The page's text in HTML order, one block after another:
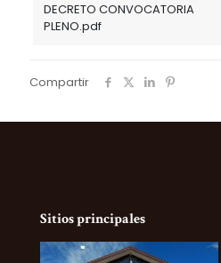
DECRETO CONVOCATORIA
PLENO.pdf
Compartir
Sitios principales